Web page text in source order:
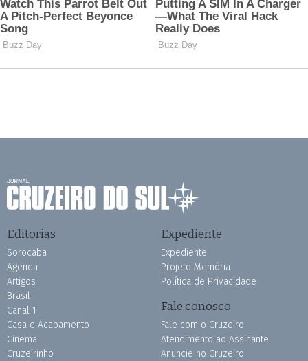
Editorias
Sorocaba
Agenda
Artigos
Brasil
Canal 1
Casa e Acabamento
Cinema
Cruzeirinho
Expediente
Expediente
Projeto Memória
Política de Privacidade
Fale conosco
Fale com o Cruzeiro
Atendimento ao Assinante
Anuncie no Cruzeiro